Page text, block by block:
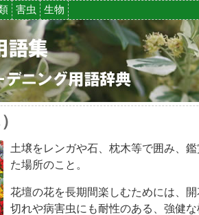
害虫 生物
土壌をレンガや石、枕木等で囲み、鑑
た場所のこと。
花壇の花を長期間楽しむためには、
切れや病害虫にも耐性のある、強健